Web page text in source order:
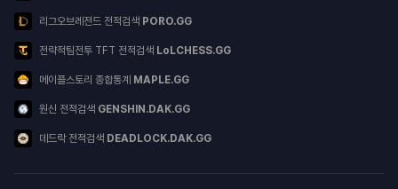
리그오브레전드 전적검색 PORO.GG
전략적팀전투 TFT 전적검색 LoLCHESS.GG
메이플스토리 종합통계 MAPLE.GG
원신 전적검색 GENSHIN.DAK.GG
데드락 전적검색 DEADLOCK.DAK.GG